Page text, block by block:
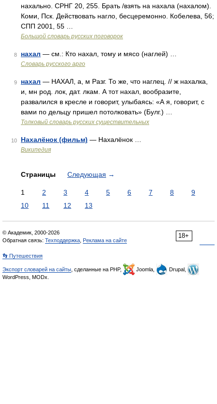
нахально. СРНГ 20, 255. Брать /взять на нахала (нахалом).
Коми, Пск. Действовать нагло, бесцеремонно. Кобелева, 56;
СПП 2001, 55 …
Большой словарь русских поговорок
8 нахал — см.: Кто нахал, тому и мясо (наглей) …
Словарь русского арго
9 нахал — НАХАЛ, а, м Разг. То же, что наглец. // ж нахалка,
и, мн род. лок, дат. лкам. А тот нахал, вообразите,
развалился в кресле и говорит, улыбаясь: «А я, говорит, с
вами по дельцу пришел потолковать» (Булг.) …
Толковый словарь русских существительных
10 Нахалёнок (фильм) — Нахалёнок …
Википедия
Страницы Следующая →
1 2 3 4 5 6 7 8
9
10
11 12 13
18+
© Академик, 2000-2026
Обратная связь: Техподдержка Реклама на сайте
👣 Путешествия
Экспорт словарей на сайты , сделанные на PHP, Joomla,
Drupal,
WordPress, MODx.